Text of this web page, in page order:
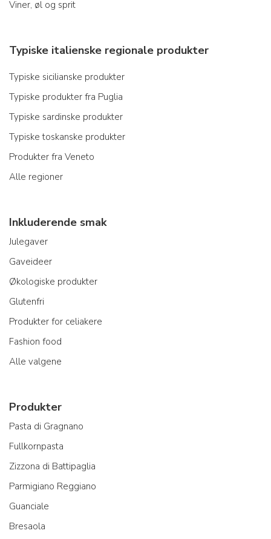
Viner, øl og sprit
Typiske italienske regionale produkter
Typiske sicilianske produkter
Typiske produkter fra Puglia
Typiske sardinske produkter
Typiske toskanske produkter
Produkter fra Veneto
Alle regioner
Inkluderende smak
Julegaver
Gaveideer
Økologiske produkter
Glutenfri
Produkter for celiakere
Fashion food
Alle valgene
Produkter
Pasta di Gragnano
Fullkornpasta
Zizzona di Battipaglia
Parmigiano Reggiano
Guanciale
Bresaola